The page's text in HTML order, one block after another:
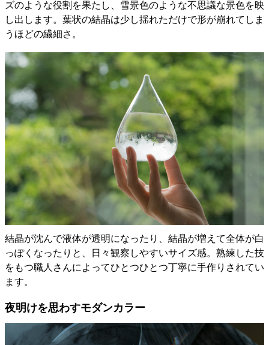
ズのような役割を果たし、雪景色のような不思議な景色を映
し出します。葉状の結晶は少し揺れただけで形が崩れてしま
うほどの繊細さ。
結晶が沈んで液体が透明になったり、結晶が増えて全体が白
っぽくなったりと、日々観察しやすいサイズ感。熟練した技
をもつ職人さんによってひとつひとつ丁寧に手作りされてい
ます。
夜明けを思わすモダンカラー